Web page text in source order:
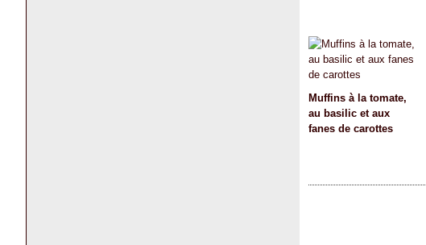
Muffins à la tomate,
au basilic et aux
fanes de carottes